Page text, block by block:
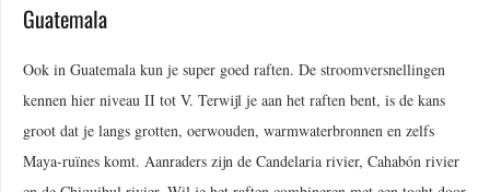
Guatemala
Ook in Guatemala kun je super goed raften. De stroomversnellingen
kennen hier niveau II tot V. Terwijl je aan het raften bent, is de kans
groot dat je langs grotten, oerwouden, warmwaterbronnen en zelfs
Maya-ruïnes komt. Aanraders zijn de Candelaria rivier, Cahabón rivier